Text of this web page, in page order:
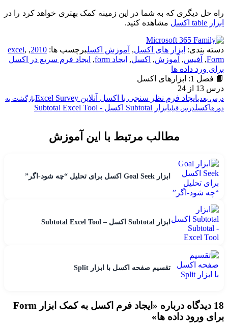
راه حل دیگری که به شما در این زمینه کمک بهتری خواهد کرد را در
ابزار table اکسل
مشاهده کنید.
دسته بندی: ابزار های اکسل, آموزش اکسلبرچسب ها: 2010
,
excel,
Form
, آفیس, آموزش, اکسل, ایجاد form , ایجاد فرم سریع در اکسل
برای ورد داده ها
📘 فصل 1: ابزارهای اکسل
درس 13 از 24
درس بعدیایجاد فرم نظر سنجی با اکسل آنلاین Excel Survey
بازگشت به
دورهاکسلدرس قبلیابزار Subtotal اکسل - Subtotal Excel Tool
مطالب مرتبط با این آموزش
ابزار Goal Seek اکسل برای تحلیل “چه شود-اگر”
ابزار Subtotal اکسل – Subtotal Excel Tool
تقسیم صفحه اکسل با ابزار Split
18 دیدگاه درباره «
ایجاد فرم اکسل به کمک ابزار Form
برای ورود داده ها»